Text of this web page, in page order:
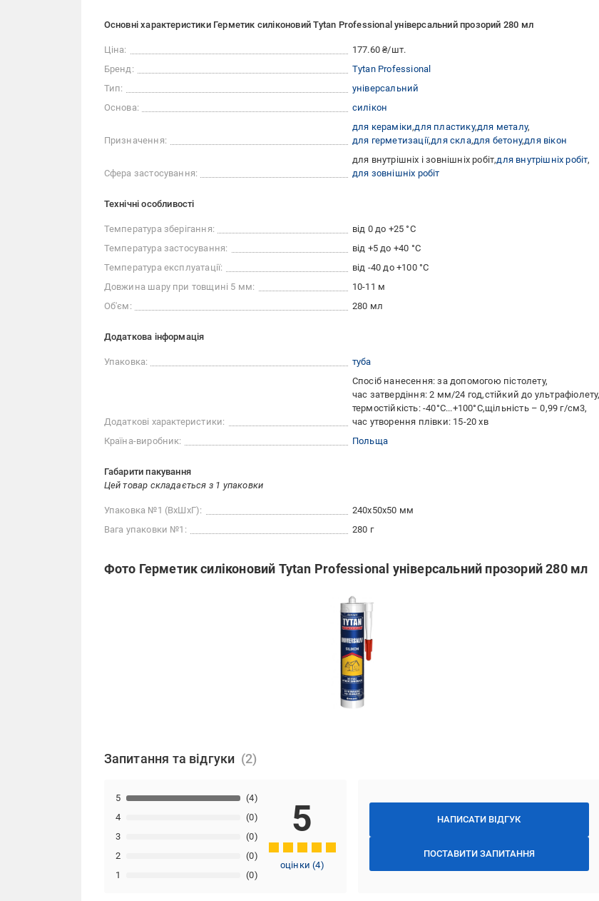
Основні характеристики Герметик силіконовий Tytan Professional універсальний прозорий 280 мл
Ціна:
177.60 ₴/шт.
Бренд:
Tytan Professional
Тип:
універсальний
Основа:
силікон
Призначення:
для кераміки для пластику для металу
для герметизації для скла для бетону для вікон
Сфера застосування:
для внутрішніх і зовнішніх робіт для внутрішніх робіт
для зовнішніх робіт
Технічні особливості
Температура зберігання:
від 0 до +25 °C
Температура застосування:
від +5 до +40 °С
Температура експлуатації:
від -40 до +100 °C
Довжина шару при товщині 5 мм:
10-11 м
Об'єм:
280 мл
Додаткова інформація
Упаковка: туба
Додаткові характеристики:
Спосіб нанесення: за допомогою пістолету
час затвердіння: 2 мм/24 год стійкий до ультрафіолету
термостійкість: -40°C...+100°C щільність – 0,99 г/см3
час утворення плівки: 15-20 хв
Країна-виробник:
Польща
Габарити пакування
Цей товар складається з 1 упаковки
Упаковка №1 (ВхШхГ):
240x50x50 мм
Вага упаковки №1:
280 г
Фото Герметик силіконовий Tytan Professional універсальний прозорий 280 мл
Запитання та відгуки
НАПИСАТИ ВІДГУК
ПОСТАВИТИ ЗАПИТАННЯ
1 (0)
2 (0)
3 (0)
4 (0)
5 (4)
5
оцінки(4)